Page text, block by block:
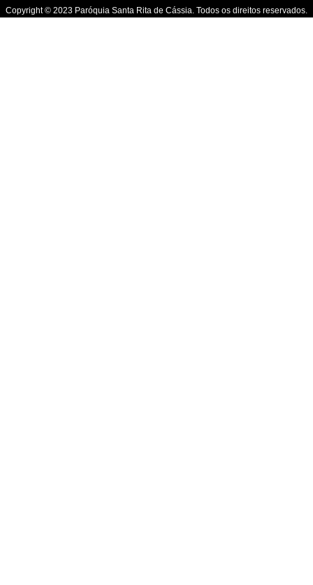
Copyright © 2023 Paróquia Santa Rita de Cássia. Todos os direitos reservados.